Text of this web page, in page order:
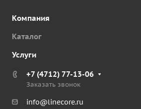
Компания
Каталог
Услуги
+7 (4712) 77-13-06
Заказать звонок
info@linecore.ru